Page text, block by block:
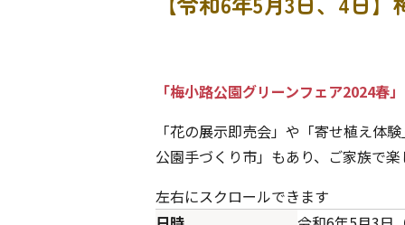
「梅小路公園グリーンフェア2024春
「花の展示即売会」や「寄せ植え体
公園手づくり市」もあり、ご家族で
左右にスクロールできます